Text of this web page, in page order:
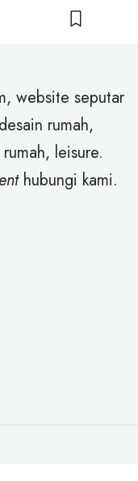
website seputar
rumah,
leisure.
hubungi kami.